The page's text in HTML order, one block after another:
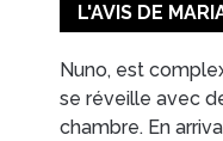
L'AVIS DE
Nuno, est
se réveille avec
chambre. En